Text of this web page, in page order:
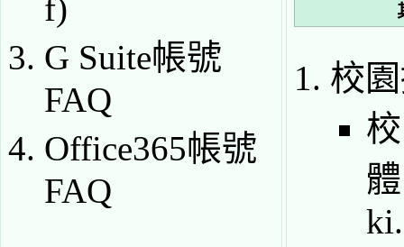
G Suite帳號
FAQ
Office365帳號
FAQ
校
體